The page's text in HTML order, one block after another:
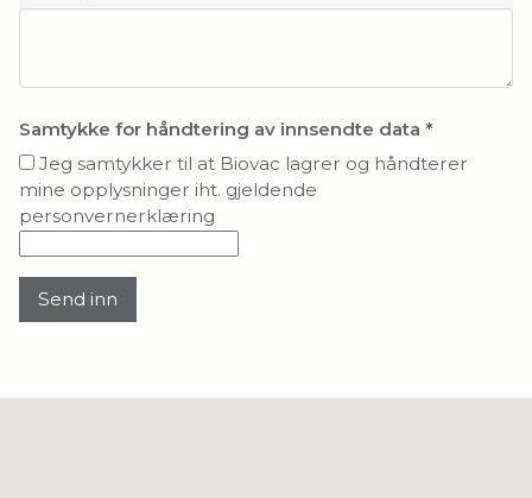
Samtykke for håndtering av innsendte data *
Jeg samtykker til at Biovac lagrer og håndterer
mine opplysninger iht. gjeldende
personvernerklæring